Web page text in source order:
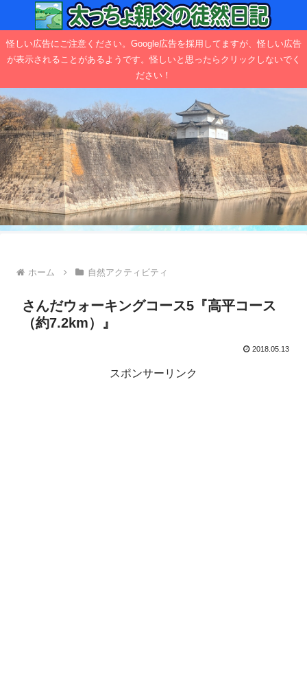
怪しい広告にご注意ください。Google広告を採用してますが、怪しい広告
が表示されることがあるようです。怪しいと思ったらクリックしないでく
ださい！
ホーム 自然アクティビティ
さんだウォーキングコース5『高平コース
（約7.2km）』
2018.05.13
スポンサーリンク